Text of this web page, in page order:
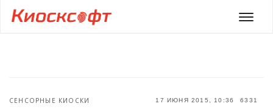
Меню
17 ИЮНЯ 2015, 10:36 6331
СЕНСОРНЫЕ КИОСКИ